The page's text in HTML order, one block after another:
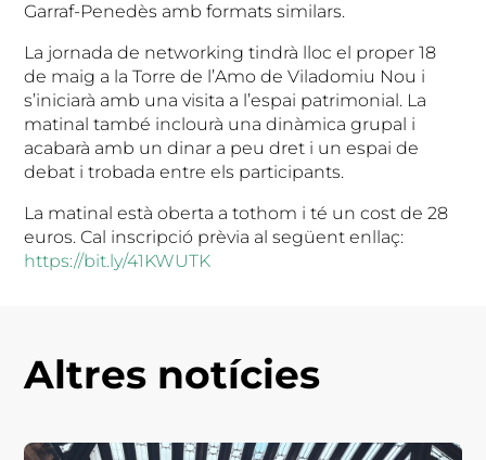
Garraf-Penedès amb formats similars.
La jornada de networking tindrà lloc el proper 18
de maig a la Torre de l’Amo de Viladomiu Nou i
s’iniciarà amb una visita a l’espai patrimonial. La
matinal també inclourà una dinàmica grupal i
acabarà amb un dinar a peu dret i un espai de
debat i trobada entre els participants.
La matinal està oberta a tothom i té un cost de 28
euros. Cal inscripció prèvia al següent enllaç:
https://bit.ly/41KWUTK
Altres notícies